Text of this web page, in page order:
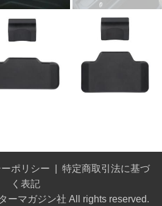
ポリシー
特定商取引法に基づ
く表記
ーマガジン社 All rights reserved.